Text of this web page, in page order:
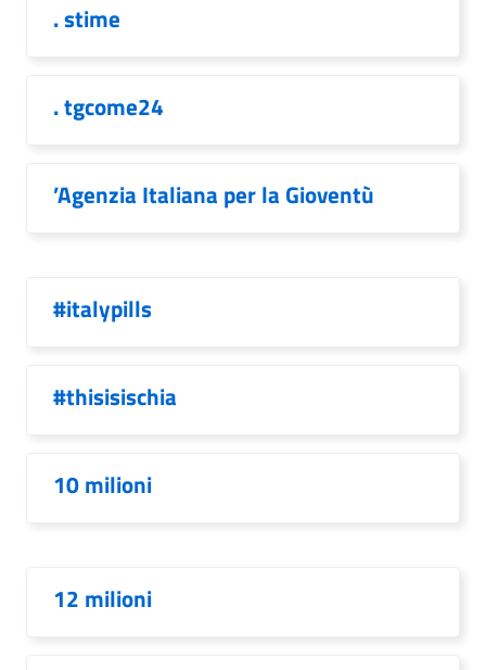
. stime
. tgcome24
’Agenzia Italiana per la Gioventù
#italypills
#thisisischia
10 milioni
12 milioni